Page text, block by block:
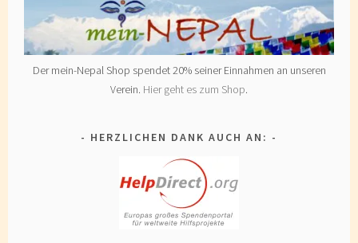
Der mein-Nepal Shop spendet 20% seiner Einnahmen an unseren
Verein. Hier geht es zum Shop.
HERZLICHEN DANK AUCH AN: